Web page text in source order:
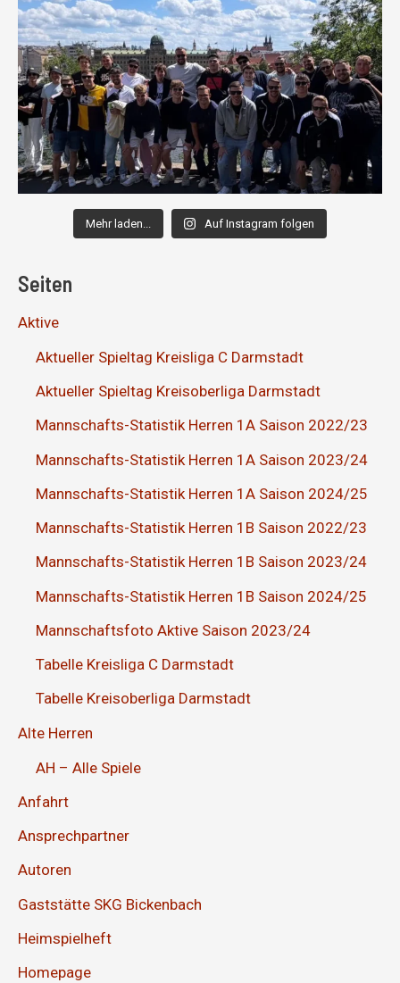
Mehr laden... Auf Instagram folgen
Seiten
Aktive
Aktueller Spieltag Kreisliga C Darmstadt
Aktueller Spieltag Kreisoberliga Darmstadt
Mannschafts-Statistik Herren 1A Saison 2022/23
Mannschafts-Statistik Herren 1A Saison 2023/24
Mannschafts-Statistik Herren 1A Saison 2024/25
Mannschafts-Statistik Herren 1B Saison 2022/23
Mannschafts-Statistik Herren 1B Saison 2023/24
Mannschafts-Statistik Herren 1B Saison 2024/25
Mannschaftsfoto Aktive Saison 2023/24
Tabelle Kreisliga C Darmstadt
Tabelle Kreisoberliga Darmstadt
Alte Herren
AH – Alle Spiele
Anfahrt
Ansprechpartner
Autoren
Gaststätte SKG Bickenbach
Heimspielheft
Homepage